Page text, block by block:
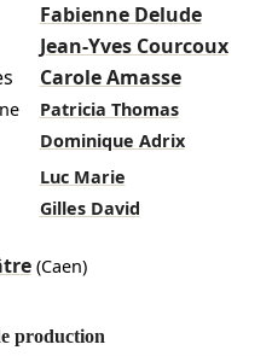
Fabienne Delude
Jean-Yves Courcoux
Carole Amasse
Patricia Thomas
Dominique Adrix
Luc Marie
Gilles David
(Caen)
production